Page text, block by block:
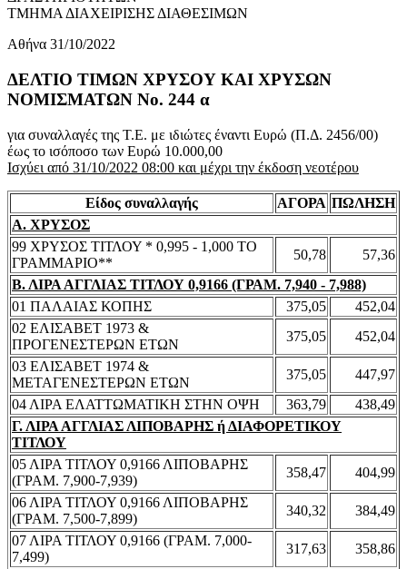
ΤΜΗΜΑ ΔΙΑΧΕΙΡΙΣΗΣ ΔΙΑΘΕΣΙΜΩΝ
Αθήνα 31/10/2022
ΔΕΛΤΙΟ ΤΙΜΩΝ ΧΡΥΣΟΥ ΚΑΙ ΧΡΥΣΩΝ
ΝΟΜΙΣΜΑΤΩΝ No. 244 α
για συναλλαγές της Τ.Ε. με ιδιώτες έναντι Ευρώ (Π.Δ. 2456/00)
έως το ισόποσο των Ευρώ 10.000,00
Ισχύει από 31/10/2022 08:00 και μέχρι την έκδοση νεοτέρου
Είδος συναλλαγής ΑΓΟΡΑ ΠΩΛΗΣΗ
Α. ΧΡΥΣΟΣ
99 ΧΡΥΣΟΣ ΤΙΤΛΟΥ * 0,995 - 1,000 ΤΟ
ΓΡΑΜΜΑΡΙΟ**
50,78
57,36
Β. ΛΙΡΑ ΑΓΓΛΙΑΣ ΤΙΤΛΟΥ 0,9166 (ΓΡΑΜ. 7,940 - 7,988)
01 ΠΑΛΑΙΑΣ ΚΟΠΗΣ
375,05
452,04
02 ΕΛΙΣΑΒΕΤ 1973 &
ΠΡΟΓΕΝΕΣΤΕΡΩΝ ΕΤΩΝ
375,05
452,04
03 ΕΛΙΣΑΒΕΤ 1974 &
ΜΕΤΑΓΕΝΕΣΤΕΡΩΝ ΕΤΩΝ
375,05
447,97
04 ΛΙΡΑ ΕΛΑΤΤΩΜΑΤΙΚΗ ΣΤΗΝ ΟΨΗ
363,79
438,49
Γ. ΛΙΡΑ ΑΓΓΛΙΑΣ ΛΙΠΟΒΑΡΗΣ ή ΔΙΑΦΟΡΕΤΙΚΟΥ
ΤΙΤΛΟΥ
05 ΛΙΡΑ ΤΙΤΛΟΥ 0,9166 ΛΙΠΟΒΑΡΗΣ
(ΓΡΑΜ. 7,900-7,939)
358,47
404,99
06 ΛΙΡΑ ΤΙΤΛΟΥ 0,9166 ΛΙΠΟΒΑΡΗΣ
(ΓΡΑΜ. 7,500-7,899)
340,32
384,49
07 ΛΙΡΑ ΤΙΤΛΟΥ 0,9166 (ΓΡΑΜ. 7,000-
7,499)
317,63
358,86